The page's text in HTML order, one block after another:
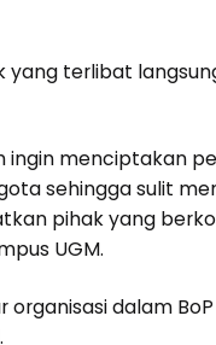
yang terlibat
ingin menciptakan
sehingga sulit
pihak yang
UGM.
organisasi dalam